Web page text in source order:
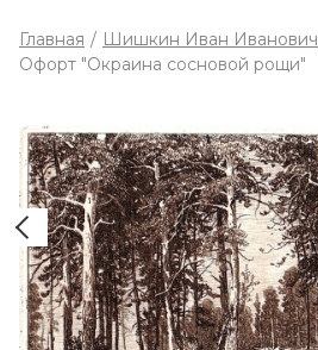
Главная / Шишкин Иван Иванович
Офорт "Окраина сосновой рощи"